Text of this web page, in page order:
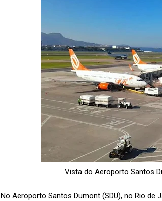
Vista do Aeroporto Santos
No Aeroporto Santos Dumont (SDU), no Rio de